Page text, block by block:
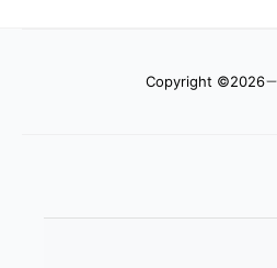
Copyright ©2026